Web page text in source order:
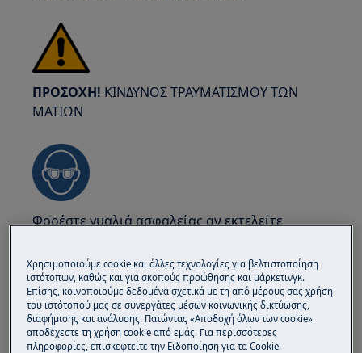
ΠΡΟΣΟΧΗ! ΚΙΝΔΥΝΟΣ ΤΡΑΥΜΑΤΙΣΜΟΥ ΤΩΝ
ΜΑΤΙΩΝ
Φορέστε γυαλιά ασφαλείας αν εκτελείτε
περιλαμβάνουν ελατήρια.
Χρησιμοποιούμε cookie και άλλες τεχνολογίες για βελτιστοποίηση
ιστότοπων, καθώς και για σκοπούς προώθησης και μάρκετινγκ.
Επίσης, κοινοποιούμε δεδομένα σχετικά με τη από μέρους σας χρήση
του ιστότοπού μας σε συνεργάτες μέσων κοινωνικής δικτύωσης,
διαφήμισης και ανάλυσης. Πατώντας «Αποδοχή όλων των cookie»
αποδέχεστε τη χρήση cookie από εμάς. Για περισσότερες
πληροφορίες, επισκεφτείτε την Ειδοποίηση για τα Cookie.